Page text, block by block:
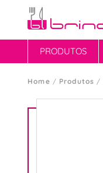
PRODUTOS
Home Produtos